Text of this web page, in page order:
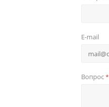
E-mail
Вопрос*